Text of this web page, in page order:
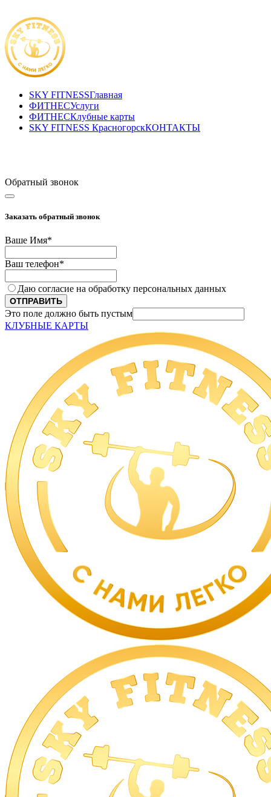
SKY FITNESSГлавная
ФИТНЕСУслуги
ФИТНЕСКлубные карты
SKY FITNESS КрасногорскКОНТАКТЫ
Обратный звонок
Заказать обратный звонок
Ваше Имя*
Ваш телефон*
Даю согласие на обработку персональных данных
ОТПРАВИТЬ
Это поле должно быть пустым
КЛУБНЫЕ КАРТЫ